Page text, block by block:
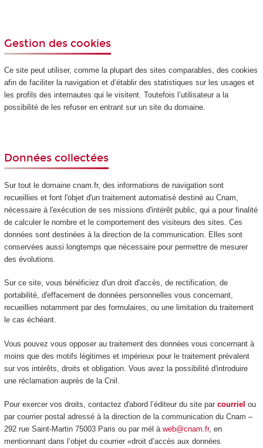
Gestion des cookies
Ce site peut utiliser, comme la plupart des sites comparables, des cookies
afin de faciliter la navigation et d’établir des statistiques sur les usages et
les profils des internautes qui le visitent. Toutefois l’utilisateur a la
possibilité de les refuser en entrant sur un site du domaine.
Données collectées
Sur tout le domaine cnam.fr, des informations de navigation sont
recueillies et font l'objet d'un traitement automatisé destiné au Cnam,
nécessaire à l'exécution de ses missions d'intérêt public, qui a pour finalité
de calculer le nombre et le comportement des visiteurs des sites. Ces
données sont destinées à la direction de la communication. Elles sont
conservées aussi longtemps que nécessaire pour permettre de mesurer
des évolutions.
Sur ce site, vous bénéficiez d'un droit d'accès, de rectification, de
portabilité, d'effacement de données personnelles vous concernant,
recueillies notamment par des formulaires, ou une limitation du traitement
le cas échéant.
Vous pouvez vous opposer au traitement des données vous concernant à
moins que des motifs légitimes et impérieux pour le traitement prévalent
sur vos intérêts, droits et obligation. Vous avez la possibilité d'introduire
une réclamation auprès de la Cnil.
Pour exercer vos droits, contactez d'abord l’éditeur du site par courriel ou
par courrier postal adressé à la direction de la communication du Cnam –
292 rue Saint-Martin 75003 Paris ou par mél à web@cnam.fr, en
mentionnant dans l’objet du courrier «droit d’accès aux données